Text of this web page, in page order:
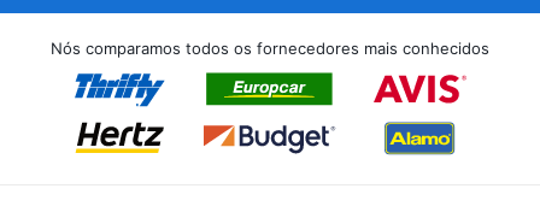
Nós comparamos todos os fornecedores mais conhecidos